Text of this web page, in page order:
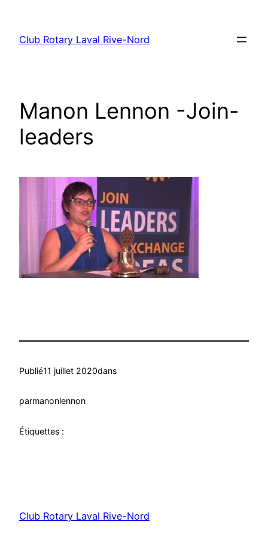
contenu
Club Rotary Laval Rive-Nord
Manon Lennon -Join-
leaders
Publié11 juillet 2020dans
parmanonlennon
Étiquettes :
Club Rotary Laval Rive-Nord